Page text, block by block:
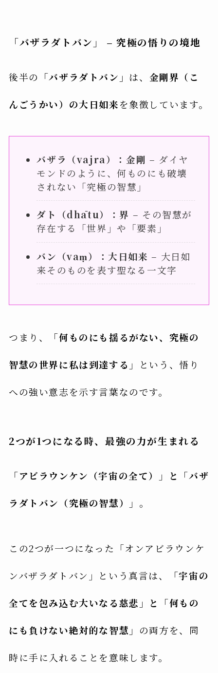
「バザラダトバン」 – 究極の悟りの境地
後半の 「バザラダトバン」 は、 金剛界（こ
んごうかい）の大日如来を象徴しています。
バザラ（vajra）：金剛 – ダイヤ
モンドのように、何ものにも破壊
されない「究極の智慧」
ダト（dhātu）：界 – その智慧が
存在する「世界」や「要素」
バン（vaṃ）：大日如来 – 大日如
来そのものを表す聖なる一文字
つまり、 「何ものにも揺るがない、究極の
智慧の世界に私は到達する」 という、悟り
への強い意志を示す言葉なのです。
2つが1つになる時、最強の力が生まれる
「アビラウンケン（宇宙の全て）」と「バザ
ラダトバン（究極の智慧）」 。
この2つが一つになった「オンアビラウンケ
ンバザラダトバン」という真言は、 「宇宙の
全てを包み込む大いなる慈悲」と「何もの
にも負けない絶対的な智慧」 の両方を、同
時に手に入れることを意味します。